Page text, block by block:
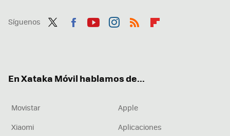
Síguenos
En Xataka Móvil hablamos de...
Movistar
Apple
Xiaomi
Aplicaciones